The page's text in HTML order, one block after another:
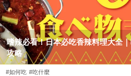
嗜辣必看！日本必吃香辣料理大全
攻略
#如何吃 #吃什麼